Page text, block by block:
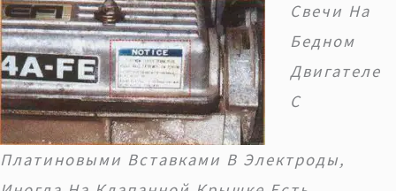
Свечи На
Бедном
Двигателе
С
Платиновыми Вставками В Электроды,